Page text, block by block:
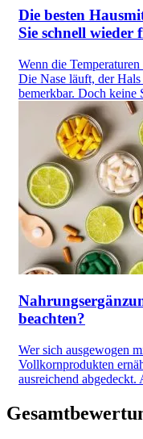
Die besten
Sie schnell wieder
Wenn die
Die Nase läuft, der
bemerkbar. Doch keine
beachten?
Wer sich ausgewogen
Vollkornprodukten
ausreichend abgedeckt.